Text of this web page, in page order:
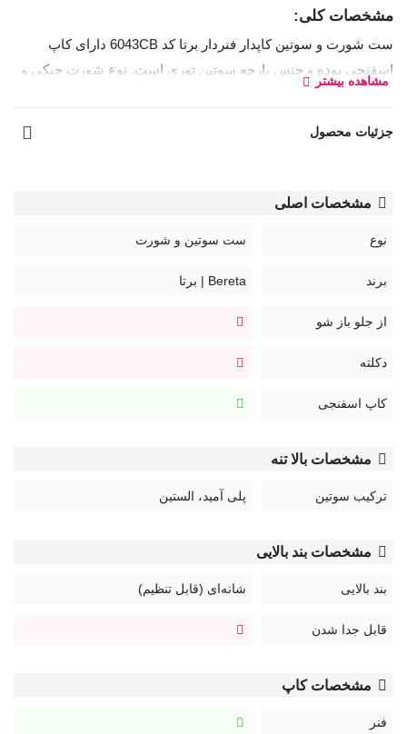
مشخصات کلی:
ست شورت و سوتین کاپدار فنردار برتا کد 6043CB دارای کاپ
اسفنجی بوده و جنس پارچه سوتین توری است. نوع شورت چیکی و
بند سوتین قابل تنظیم و غیر قابل جدا شدن
کد:
مشاهده بیشتر
جزئیات محصول
مشخصات اصلی
نوع ست سوتین و شورت
برند Bereta | برتا
از جلو باز شو
دکلته
کاپ اسفنجی
مشخصات بالا تنه
ترکیب سوتین پلی آمید، الستین
مشخصات بند بالایی
بند بالایی شانه‌ای (قابل تنظیم)
قابل جدا شدن
مشخصات کاپ
فنر